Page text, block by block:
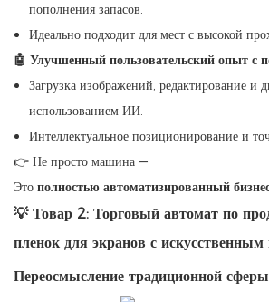
пополнения запасов.
Идеально подходит для мест с высокой
🤖 Улучшенный пользовательский опыт
Загрузка изображений, редактирование и
использованием ИИ.
Интеллектуальное позиционирование и
👉 Не просто машина —
Это полностью автоматизированный
💡 Товар 2: Торговый автомат по
пленок для экранов с искусственным
Переосмысление традиционной